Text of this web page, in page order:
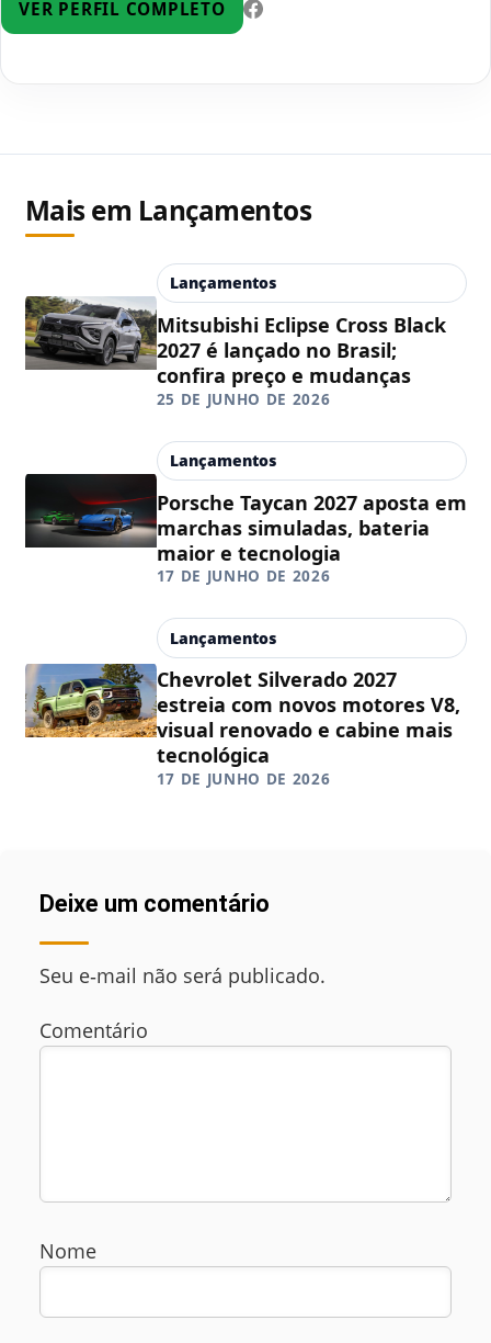
VER PERFIL COMPLETO
Mais em Lançamentos
Lançamentos
Mitsubishi Eclipse Cross Black
2027 é lançado no Brasil;
confira preço e mudanças
25 DE JUNHO DE 2026
Lançamentos
Porsche Taycan 2027 aposta em
marchas simuladas, bateria
maior e tecnologia
17 DE JUNHO DE 2026
Lançamentos
Chevrolet Silverado 2027
estreia com novos motores V8,
visual renovado e cabine mais
tecnológica
17 DE JUNHO DE 2026
Deixe um comentário
Seu e‑mail não será publicado.
Comentário
Nome